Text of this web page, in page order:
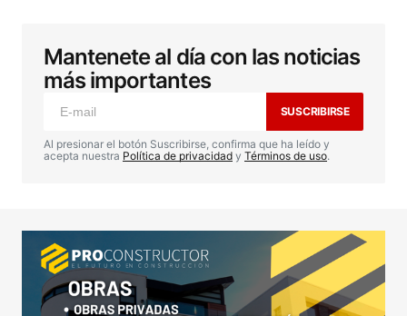
Tu dirección de correo electrónico no será
publicada. Los campos obligatorios están
marcados con *
Comentario*
Your Name*
Your E-mail*
Mantenete al día con las noticias
más importantes
SUSCRIBIRSE
Al presionar el botón Suscribirse, confirma que ha leído y
acepta nuestra Política de privacidad y Términos de uso.